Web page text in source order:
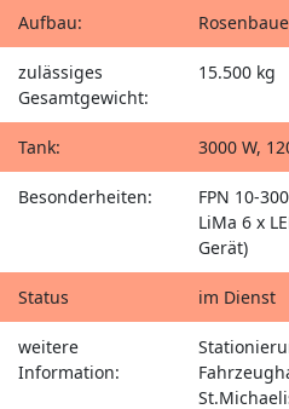
Aufbau:
zulässiges
Gesamtgewicht:
15.500 kg
Tank: 3000 W,
Besonderheiten:
FPN 10-
LiMa 6 x
Gerät)
Status im Dienst
weitere
Information: